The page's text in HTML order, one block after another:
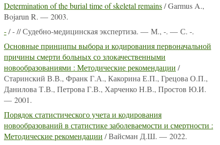
Determination of the burial time of skeletal remains/ Garmus A.,
Bojarun R. — 2003.
-/ - // Судебно-медицинская экспертиза. — М., -. — С. -.
Основные принципы выбора и кодирования первоначальной
причины смерти больных со злокачественными
новообразованиями : Методические рекомендации /
Старинский В.В., Франк Г.А., Какорина Е.П., Грецова О.П.,
Данилова Т.В., Петрова Г.В., Харченко Н.В., Простов Ю.И.
— 2001.
Порядок статистического учета и кодирования
новообразований в статистике заболеваемости и смертности :
Методические рекомендации / Вайсман Д.Ш. — 2022.